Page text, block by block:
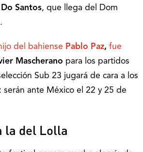
Santos, que llega del Dom
del bahiense Pablo Paz, fue
Mascherano para los partidos
Sub 23 jugará de cara a los
serán ante México el 22 y 25 de
la del Lolla